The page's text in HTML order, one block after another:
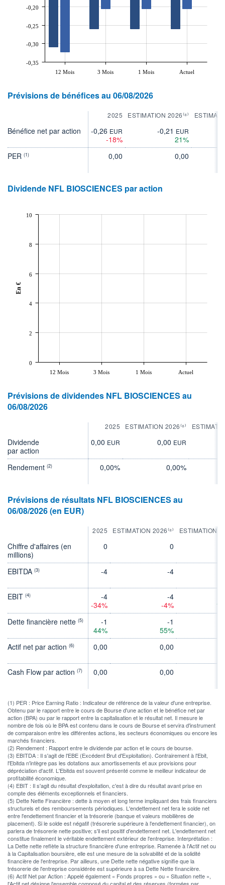
12 Mois 3 Mois 1 Mois Actuel
-0,35
-0,30
-0,25
-0,20
Prévisions de bénéfices au 06/08/2026
2025 ESTIMATION 2026⁽⁸⁾
Bénéfice net par action -0,26 EUR
-18%
-0,21 EUR
21%
PER (1) 0,00 0,00
Dividende NFL BIOSCIENCES par action
12 Mois 3 Mois 1 Mois Actuel
0
2
4
6
8
10
En €
Prévisions de dividendes NFL BIOSCIENCES au
06/08/2026
2025 ESTIMATION 2026⁽⁸⁾
Dividende
par action
0,00 EUR 0,00 EUR
Rendement (2) 0,00% 0,00%
Prévisions de résultats NFL BIOSCIENCES au
06/08/2026 (en EUR)
2025 ESTIMATION 2026⁽⁸⁾ ESTIMATION
Chiffre d'affaires (en
millions)
0 0
EBITDA (3) -4 -4
EBIT (4)
-4
-34%
-4
-4%
Dette financière nette (5)
-1
44%
-1
55%
Actif net par action (6) 0,00 0,00
Cash Flow par action (7) 0,00 0,00
(1) PER : Price Earning Ratio : Indicateur de référence de la valeur d'une entreprise.
Obtenu par le rapport entre le cours de Bourse d'une action et le bénéfice net par
action (BPA) ou par le rapport entre la capitalisation et le résultat net. Il mesure le
nombre de fois où le BPA est contenu dans le cours de Bourse et servira d'instrument
de comparaison entre les différentes actions, les secteurs économiques ou encore les
marchés financiers.
(2) Rendement : Rapport entre le dividende par action et le cours de bourse.
(3) EBITDA : Il s'agit de l'EBE (Excédent Brut d'Exploitation). Contrairement à l'Ebit,
l'Ebitda n'intègre pas les dotations aux amortissements et aux provisions pour
dépréciation d'actif. L'Ebitda est souvent présenté comme le meilleur indicateur de
profitabilité économique.
(4) EBIT : Il s'agit du résultat d'exploitation, c'est à dire du résultat avant prise en
compte des éléments exceptionnels et financiers.
(5) Dette Nette Financière : dette à moyen et long terme impliquant des frais financiers
structurels et des remboursements périodiques. L'endettement net fera le solde net
entre l'endettement financier et la trésorerie (banque et valeurs mobilières de
placement). Si le solde est négatif (trésorerie supérieure à l'endettement financier), on
parlera de trésorerie nette positive; s'il est positif d'endettement net. L'endettement net
constitue finalement le véritable endettement extérieur de l'entreprise. Interprétation :
La Dette nette reflète la structure financière d'une entreprise. Ramenée à l'Actif net ou
à la Capitalisation boursière, elle est une mesure de la solvabilité et de la solidité
financière de l'entreprise. Par ailleurs, une Dette nette négative signifie que la
trésorerie de l'entreprise considérée est supérieure à sa Dette Nette financière.
(6) Actif Net par Action : Appelé également « Fonds propres » ou « Situation nette »,